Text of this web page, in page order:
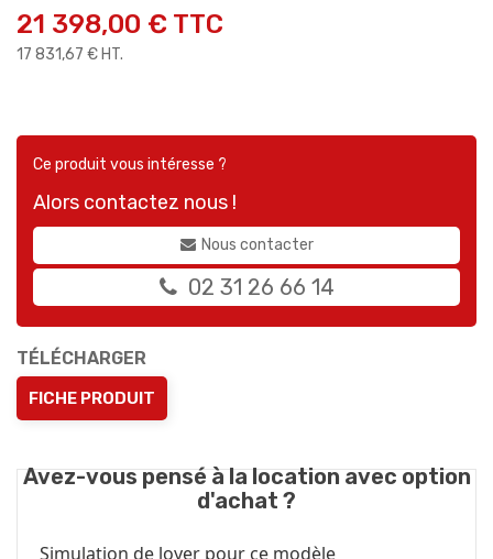
21 398,00 € TTC
17 831,67 € HT.
Ce produit vous intéresse ?
Alors contactez nous !
Nous contacter
02 31 26 66 14
TÉLÉCHARGER
FICHE PRODUIT
Avez-vous pensé à la location avec option
d'achat ?